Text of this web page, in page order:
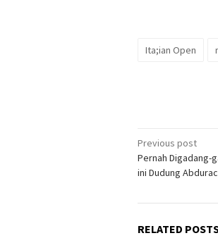
Ita;ian Open
Post
Previous post
Pernah Digadang-
ini Dudung
RELATED